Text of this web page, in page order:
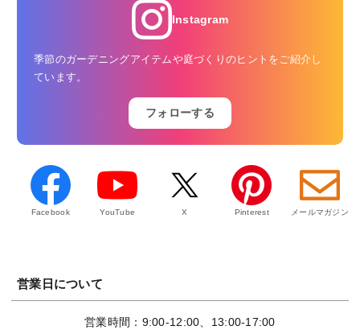
Instagram
季節のガーデニングアイテムや庭づくりのヒントをご紹介し
ています。
フォローする
Facebook YouTube X Pinterest メールマガジン
営業日について
営業時間：9:00-12:00、13:00-17:00